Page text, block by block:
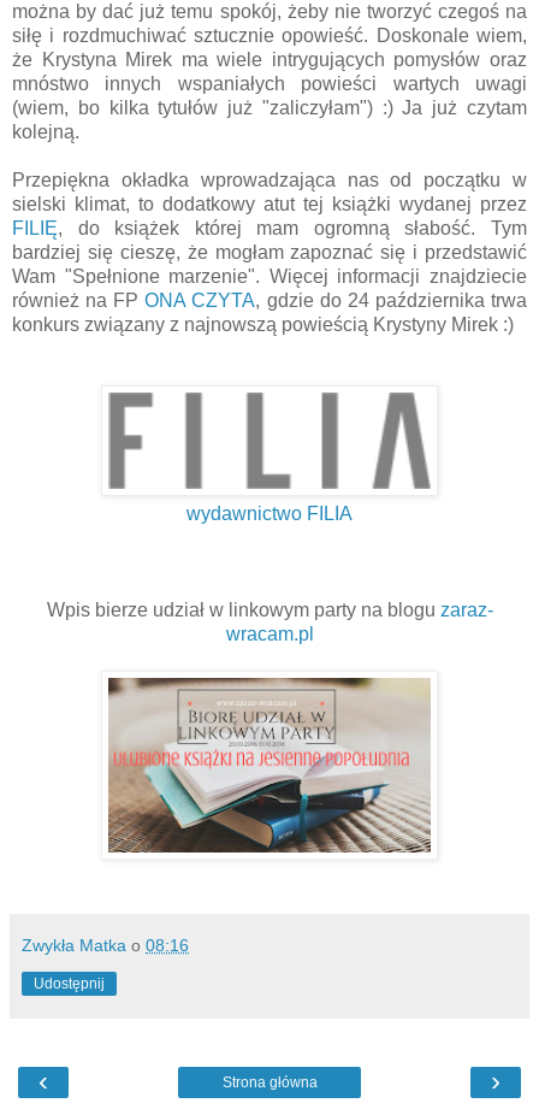
można by dać już temu spokój, żeby nie tworzyć czegoś na
siłę i rozdmuchiwać sztucznie opowieść. Doskonale wiem,
że Krystyna Mirek ma wiele intrygujących pomysłów oraz
mnóstwo innych wspaniałych powieści wartych uwagi
(wiem, bo kilka tytułów już "zaliczyłam") :) Ja już czytam
kolejną.
Przepiękna okładka wprowadzająca nas od początku w
sielski klimat, to dodatkowy atut tej książki wydanej przez
FILIĘ, do książek której mam ogromną słabość. Tym
bardziej się cieszę, że mogłam zapoznać się i przedstawić
Wam "Spełnione marzenie". Więcej informacji znajdziecie
również na FPONA CZYTA, gdzie do 24 października trwa
konkurs związany z najnowszą powieścią Krystyny Mirek :)
wydawnictwo FILIA
Wpis bierze udział w linkowym party na blogu zaraz-
wracam.pl
Zwykła Matka o 08:16
Udostępnij
‹ ›
Strona główna